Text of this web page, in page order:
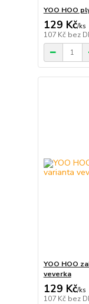
YOO HOO
129 Kč/ks
107 Kč bez
YOO HOO
veverka
129 Kč/ks
107 Kč bez